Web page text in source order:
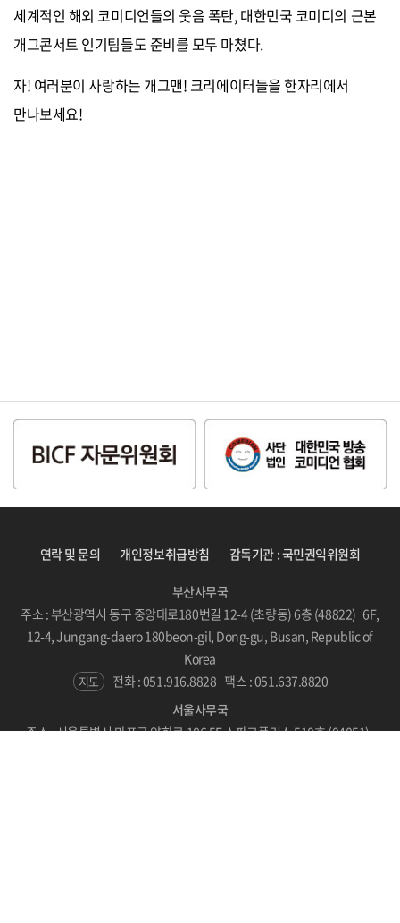
세계적인 해외 코미디언들의 웃음 폭탄, 대한민국 코미디의 근본
개그콘서트 인기팀들도 준비를 모두 마쳤다.
자! 여러분이 사랑하는 개그맨! 크리에이터들을 한자리에서
만나보세요!
연락 및 문의 개인정보취급방침 감독기관 : 국민권익위원회
부산사무국
주소 : 부산광역시 동구 중앙대로180번길 12-4 (초량동) 6층 (48822) 6F,
12-4, Jungang-daero 180beon-gil, Dong-gu, Busan, Republic of
Korea
지도 전화 : 051.916.8828 팩스 : 051.637.8820
서울사무국
주소 : 서울특별시 마포구 양화로 186 5F 스파크플러스 510호 (04051)